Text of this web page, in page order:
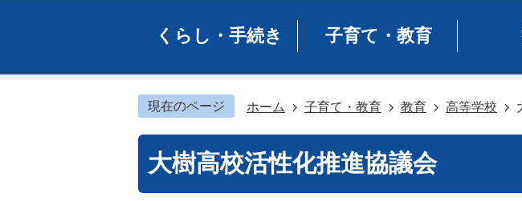
くらし・手続き 子育て・教育
現在のページ ホーム 子育て・教育 教育 高等学校
大樹高校活性化推進協議会